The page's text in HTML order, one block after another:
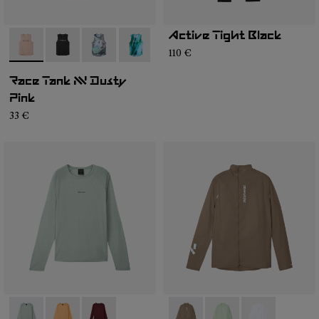
- N1CMRT2-006
- N1CMRT2-005
- N1CMRT2-004- N1CMRT2-002
Race Tank NN Dusty
Pink
33 €
Active Tight Black
110 €